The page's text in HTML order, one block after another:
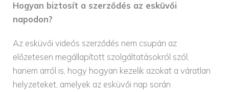
Hogyan biztosít a szerződés az esküvői
napodon?
Az esküvői videós szerződés nem csupán az
előzetesen megállapított szolgáltatásokról szól,
hanem arról is, hogy hogyan kezelik azokat a váratlan
helyzeteket, amelyek az esküvői nap során